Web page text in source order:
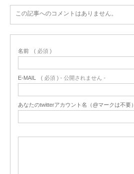
この記事へのコメントはありません。
名前 ( 必須 )
E-MAIL ( 必須 ) - 公開されません -
あなたのtwitterアカウント名（@マークは不要）